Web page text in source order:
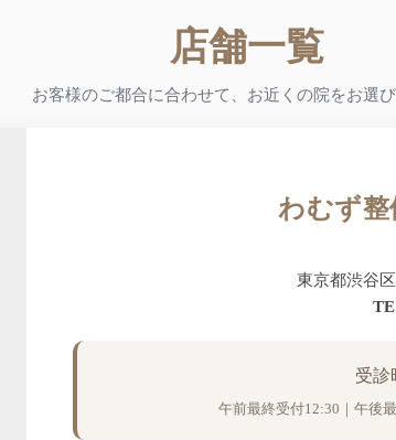
店舗一覧
お客様のご都合に合わせて、お近くの院をお選
わむず整
東京都渋谷
受診
午前最終受付12:30｜午後